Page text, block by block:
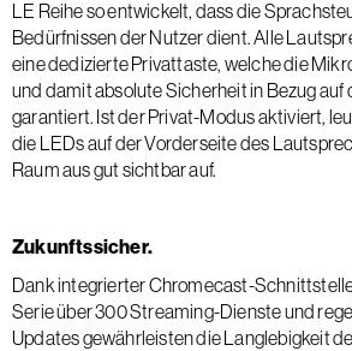
LE Reihe so entwickelt, dass die
Bedürfnissen der Nutzer dient. Alle
eine dedizierte Privattaste, welche die
und damit absolute Sicherheit in Bezug auf
garantiert. Ist der Privat-Modus aktiviert,
die LEDs auf der Vorderseite des
Raum aus gut sichtbar auf.
Zukunftssicher.
Dank integrierter Chromecast-
Serie über 300 Streaming-Dienste und
Updates gewährleisten die Langlebigkeit